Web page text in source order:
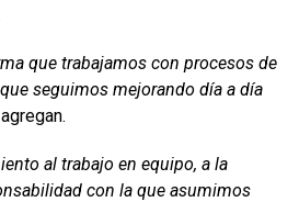
que trabajamos con procesos de
seguimos mejorando día a día
al trabajo en equipo, a la
con la que asumimos